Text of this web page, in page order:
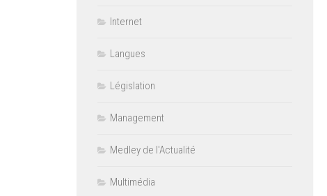
Internet
Langues
Législation
Management
Medley de l'Actualité
Multimédia